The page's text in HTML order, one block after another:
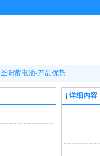
圣阳蓄电池-产品优势
详细内容